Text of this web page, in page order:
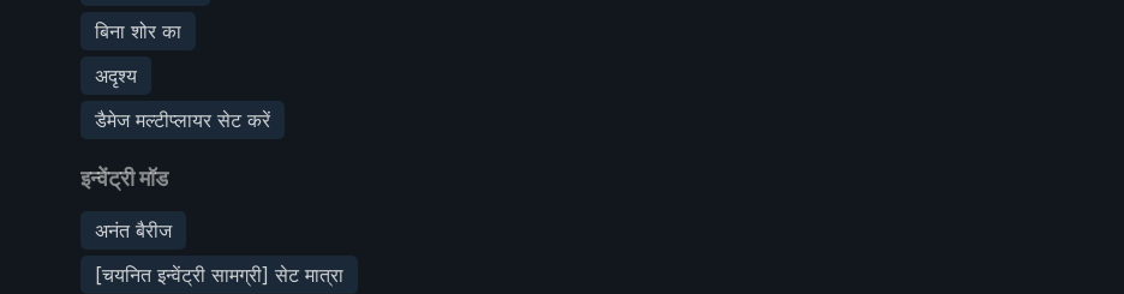
बिना शोर का
अदृश्य
डैमेज मल्टीप्लायर सेट करें
इन्वेंट्री मॉड
अनंत बैरीज
[चयनित इन्वेंट्री सामग्री] सेट मात्रा